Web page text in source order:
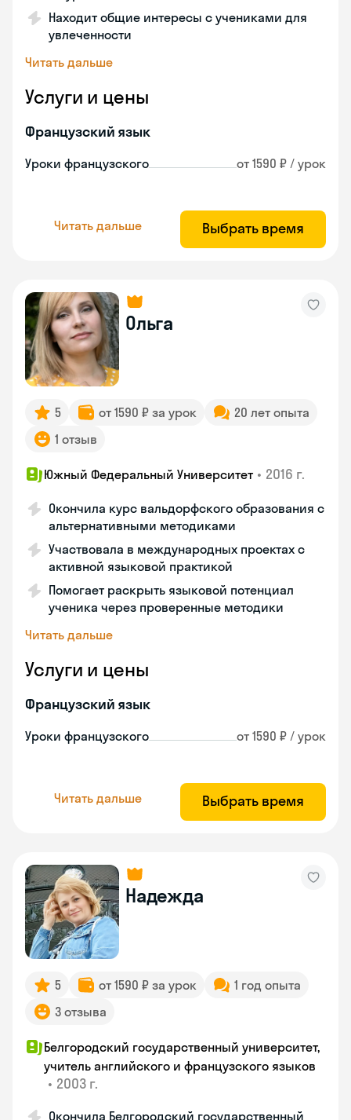
Находит общие интересы с учениками для
увлеченности
Читать дальше
Услуги и цены
Французский язык
Уроки французского от 1590 ₽ / урок
Читать дальше Выбрать время
Ольга
5 от 1590 ₽ за урок
20 лет опыта
1 отзыв
Южный Федеральный Университет • 2016 г.
Окончила курс вальдорфского образования с
альтернативными методиками
Участвовала в международных проектах с
активной языковой практикой
Помогает раскрыть языковой потенциал
ученика через проверенные методики
Читать дальше
Услуги и цены
Французский язык
Уроки французского от 1590 ₽ / урок
Читать дальше Выбрать время
Надежда
5 от 1590 ₽ за урок
1 год опыта
3 отзыва
Белгородский государственный университет,
учитель английского и французского языков
• 2003 г.
Окончила Белгородский государственный